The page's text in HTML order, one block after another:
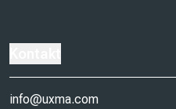
info@uxma.com